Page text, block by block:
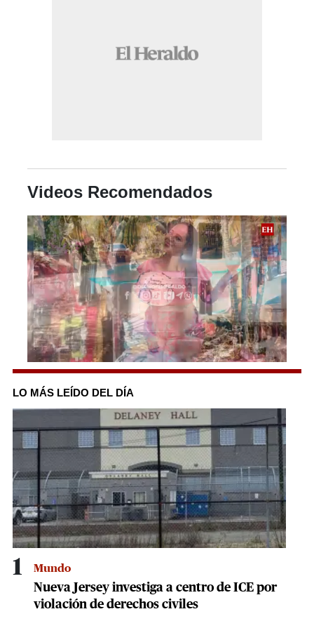
Videos Recomendados
0
of
1
minute,
seconds
LO MÁS LEÍDO DEL DÍA
1 Mundo
Nueva Jersey investiga a centro de ICE por
violación de derechos civiles